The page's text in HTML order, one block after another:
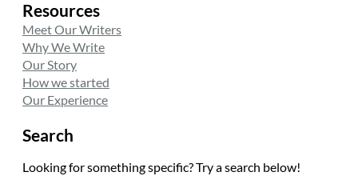
Resources
Meet Our Writers
Why We Write
Our Story
How we started
Our Experience
Search
Looking for something specific? Try a search below!